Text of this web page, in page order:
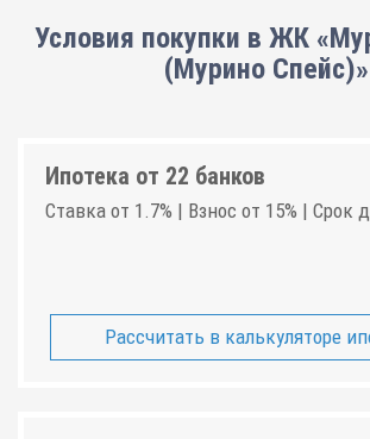
Условия покупки в ЖК
(Мурино Спейс)»
Ипотека от 22 банков
Ставка от 1.7% | Взнос от 15% | Срок
Рассчитать в калькуляторе